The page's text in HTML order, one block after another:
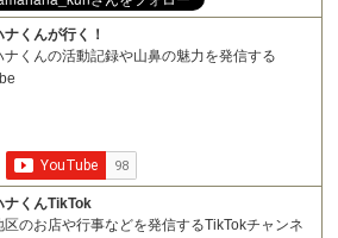
くんが行く！
ナくんの活動記録や山鼻の魅力を発信する
ナくんTikTok
区のお店や行事などを発信するTikTokチャンネ